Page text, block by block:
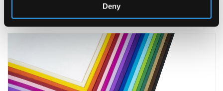
Deny